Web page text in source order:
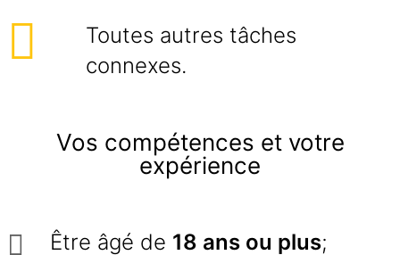
Toutes autres tâches
connexes.
Vos compétences et votre
expérience
Être âgé de 18 ans ou plus;